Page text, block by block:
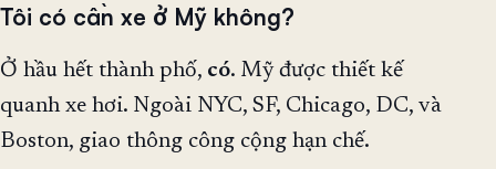
Tôi có cần xe ở Mỹ không?
Ở hầu hết thành phố, có. Mỹ được thiết kế
quanh xe hơi. Ngoài NYC, SF, Chicago, DC, và
Boston, giao thông công cộng hạn chế.